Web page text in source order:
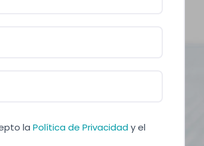
la Política de Privacidady el